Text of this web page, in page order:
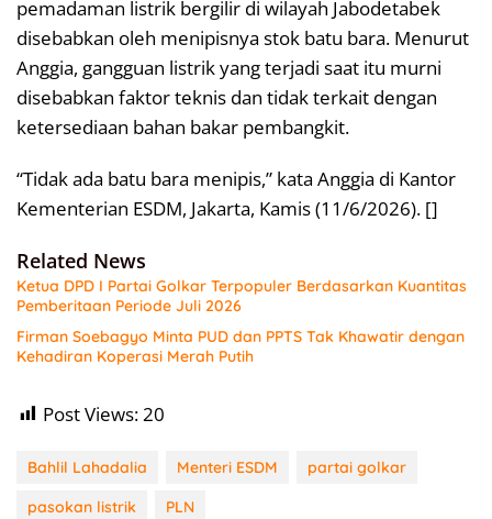
pemadaman listrik bergilir di wilayah Jabodetabek
disebabkan oleh menipisnya stok batu bara. Menurut
Anggia, gangguan listrik yang terjadi saat itu murni
disebabkan faktor teknis dan tidak terkait dengan
ketersediaan bahan bakar pembangkit.
“Tidak ada batu bara menipis,” kata Anggia di Kantor
Kementerian ESDM, Jakarta, Kamis (11/6/2026). []
Related News
Ketua DPD I Partai Golkar Terpopuler Berdasarkan Kuantitas
Pemberitaan Periode Juli 2026
Firman Soebagyo Minta PUD dan PPTS Tak Khawatir dengan
Kehadiran Koperasi Merah Putih
Post Views:20
Bahlil Lahadalia Menteri ESDM
partai golkar
pasokan listrik
PLN